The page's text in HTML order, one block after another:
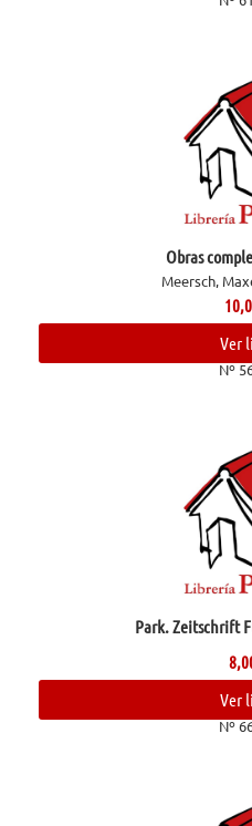
Obras
Meersch,
Ver
Nº
Park. Zeitschrift
Ver
Nº